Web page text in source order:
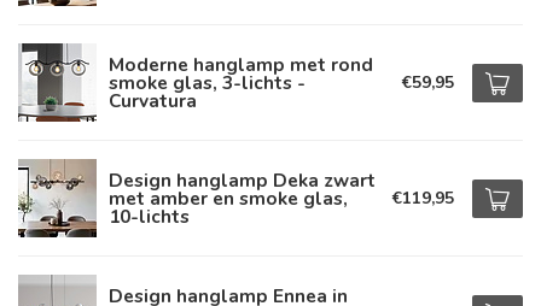
Moderne hanglamp met rond
smoke glas, 3-lichts -
Curvatura
€59,95
Design hanglamp Deka zwart
met amber en smoke glas,
10-lichts
€119,95
Design hanglamp Ennea in